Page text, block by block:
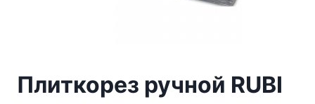
Плиткорез ручной RUBI